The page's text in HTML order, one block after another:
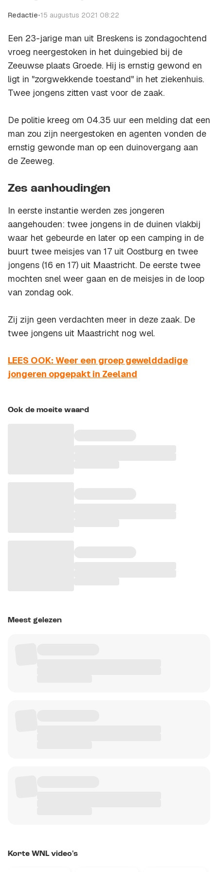
Redactie•15 augustus 2021 08:22
Een 23-jarige man uit Breskens is zondagochtend
vroeg neergestoken in het duingebied bij de
Zeeuwse plaats Groede. Hij is ernstig gewond en
ligt in "zorgwekkende toestand" in het ziekenhuis.
Twee jongens zitten vast voor de zaak.
De politie kreeg om 04.35 uur een melding dat een
man zou zijn neergestoken en agenten vonden de
ernstig gewonde man op een duinovergang aan
de Zeeweg.
Zes aanhoudingen
In eerste instantie werden zes jongeren
aangehouden: twee jongens in de duinen vlakbij
waar het gebeurde en later op een camping in de
buurt twee meisjes van 17 uit Oostburg en twee
jongens (16 en 17) uit Maastricht. De eerste twee
mochten snel weer gaan en de meisjes in de loop
van zondag ook.
Zij zijn geen verdachten meer in deze zaak. De
twee jongens uit Maastricht nog wel.
LEES OOK: Weer een groep gewelddadige
jongeren opgepakt in Zeeland
Ook de moeite waard
Meest gelezen
Korte WNL video's